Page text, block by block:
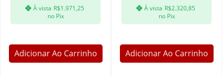
À vista R$1.971,25
no Pix
Adicionar Ao Carrinho
À vista R$2.320,85
no Pix
Adicionar Ao Carrinho